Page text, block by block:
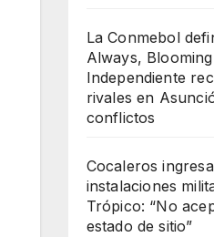
La Conmebol
Always,
Independiente
rivales en
conflictos
Cocaleros
instalaciones
Trópico: “No
estado de sitio”